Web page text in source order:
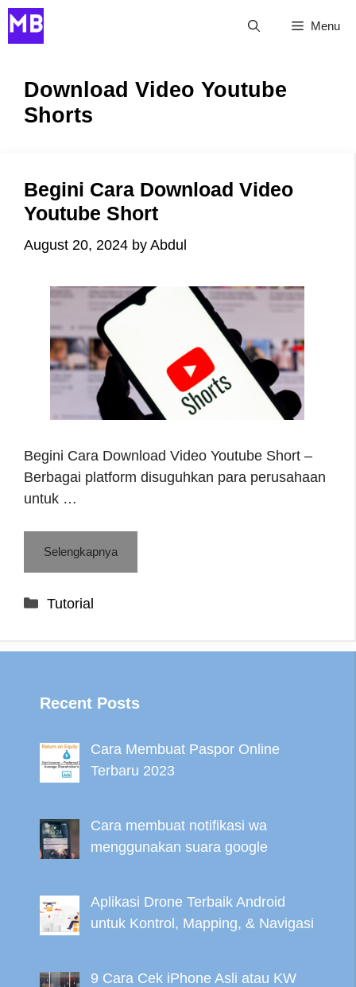
Skip
to
Menu
Download Video Youtube
Shorts
Begini Cara Download Video
Youtube Short
August 20, 2024 by Abdul
Begini Cara Download Video Youtube Short –
Berbagai platform disuguhkan para perusahaan
untuk …
Selengkapnya
Categories
Tutorial
Recent Posts
Cara Membuat Paspor Online
Terbaru 2023
Cara membuat notifikasi wa
menggunakan suara google
Aplikasi Drone Terbaik Android
untuk Kontrol, Mapping, & Navigasi
9 Cara Cek iPhone Asli atau KW